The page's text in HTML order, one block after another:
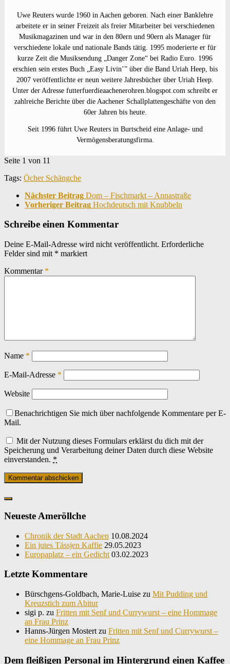
Uwe Reuters wurde 1960 in Aachen geboren. Nach einer Banklehre
arbeitete er in seiner Freizeit als freier Mitarbeiter bei verschiedenen
Musikmagazinen und war in den 80ern und 90ern als Manager für
verschiedene lokale und nationale Bands tätig. 1995 moderierte er für
kurze Zeit die Musiksendung „Danger Zone“ bei Radio Euro. 1996
erschien sein erstes Buch „Easy Livin’” über die Band Uriah Heep, bis
2007 veröffentlichte er neun weitere Jahresbücher über Uriah Heep.
Unter der Adresse futterfuerdieaachenerohren.blogspot.com schreibt er
zahlreiche Berichte über die Aachener Schallplattengeschäfte von den
60er Jahren bis heute.
Seit 1996 führt Uwe Reuters in Burtscheid eine Anlage- und
Vermögensberatungsfirma.
Seite 1 von 11
Tags: Öcher Schängche
Nächster Beitrag Dom – Fischmarkt – Annastraße
Vorheriger Beitrag Hochdeutsch mit Knubbeln
Schreibe einen Kommentar
Deine E-Mail-Adresse wird nicht veröffentlicht. Erforderliche
Felder sind mit * markiert
Kommentar *
Name *
E-Mail-Adresse *
Website
Benachrichtigen Sie mich über nachfolgende Kommentare per E-
Mail.
Mit der Nutzung dieses Formulars erklärst du dich mit der
Speicherung und Verarbeitung deiner Daten durch diese Website
einverstanden. *
Neueste Ameröllche
Chronik der Stadt Aachen 10.08.2024
Ein jutes Tässjen Kaffie 29.05.2023
Europaplatz – ein Gedicht 03.02.2023
Letzte Kommentare
Bürschgens-Goldbach, Marie-Luise zu Mit Pudding und
Kreuzstich zum Abitur
sigi p. zu Fritten mit Senf und Currywurst – eine Hommage
an Frau Prinz
Hanns-Jürgen Mostert zu Fritten mit Senf und Currywurst –
eine Hommage an Frau Prinz
Dem fleißigen Personal im Hintergrund einen Kaffee